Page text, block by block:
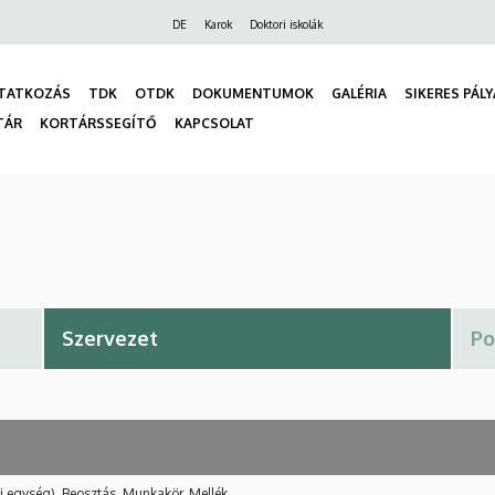
DE Karok Doktori iskolák
TDK OTDK DOKUMENTUMOK GALÉRIA
SIKERES
KORTÁRSSEGÍTŐ KAPCSOLAT